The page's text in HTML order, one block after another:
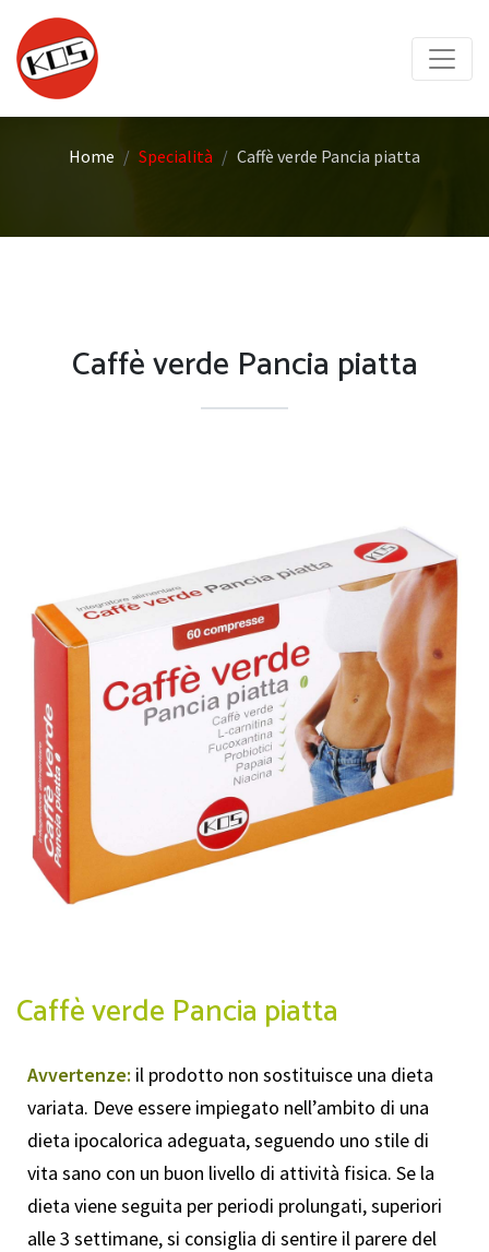
Home Specialità Caffè verde Pancia piatta
Caffè verde Pancia piatta
Caffè verde Pancia piatta
Avvertenze: il prodotto non sostituisce una dieta
variata. Deve essere impiegato nell’ambito di una
dieta ipocalorica adeguata, seguendo uno stile di
vita sano con un buon livello di attività fisica. Se la
dieta viene seguita per periodi prolungati, superiori
alle 3 settimane, si consiglia di sentire il parere del